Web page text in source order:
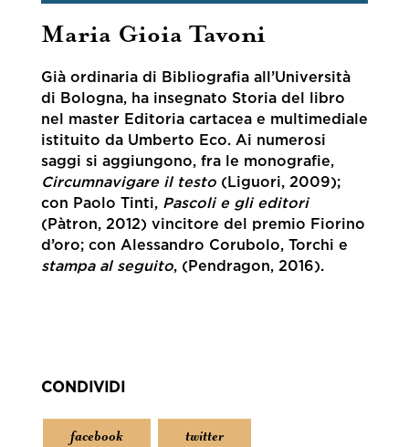
Maria Gioia Tavoni
Già ordinaria di Bibliografia all’Università
di Bologna, ha insegnato Storia del libro
nel master Editoria cartacea e multimediale
istituito da Umberto Eco. Ai numerosi
saggi si aggiungono, fra le monografie,
Circumnavigare il testo(Liguori, 2009);
con Paolo Tinti, Pascoli e gli editori
(Pàtron, 2012) vincitore del premio Fiorino
d’oro; con Alessandro Corubolo, Torchi e
stampa al seguito, (Pendragon, 2016).
CONDIVIDI
facebook twitter